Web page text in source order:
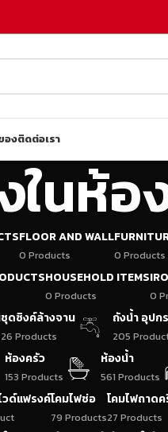
องติดต่อเรา
ในห้อ
FLOOR AND WALL
0 Products 0 Products
HOUSEHOLD ITEMS
0 Products 0
ชุดซิงค์ล้างจาน
26 Products
ถังน้ำ อุปก
205
ห้องครัว
153 Products
ห้องน้ำ
561 Products
วด์แฟรงค์โคมไฟช่อ
79 Products
โคมไฟถาด
27 Products